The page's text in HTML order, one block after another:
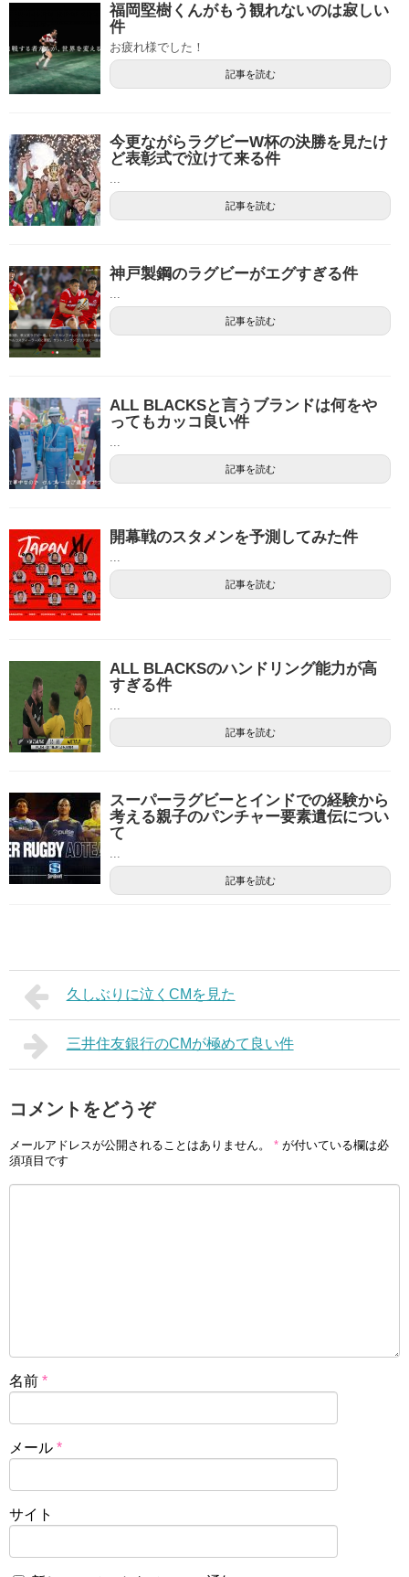
福岡堅樹くんがもう観れないのは寂しい
件
お疲れ様でした！
記事を読む
今更ながらラグビーW杯の決勝を見たけ
ど表彰式で泣けて来る件
記事を読む
神戸製鋼のラグビーがエグすぎる件
記事を読む
ALL BLACKSと言うブランドは何をや
ってもカッコ良い件
記事を読む
開幕戦のスタメンを予測してみた件
記事を読む
ALL BLACKSのハンドリング能力が高
すぎる件
記事を読む
スーパーラグビーとインドでの経験から
考える親子のパンチャー要素遺伝につい
て
記事を読む
久しぶりに泣くCMを見た
三井住友銀行のCMが極めて良い件
コメントをどうぞ
メールアドレスが公開されることはありません。 * が付いている欄は必
須項目です
名前 *
メール *
サイト